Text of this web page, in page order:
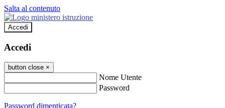
Salta al contenuto
Accedi
Accedi
button close ×
Nome Utente
Password
Password dimenticata?